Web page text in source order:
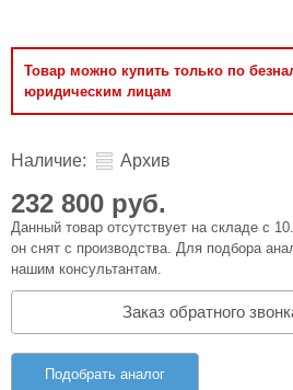
Товар можно купить только по
юридическим лицам
Наличие: Архив
232 800 руб.
Данный товар отсутствует на складе с
он снят с производства. Для подбора
нашим консультантам.
Заказ обратного
Подобрать аналог